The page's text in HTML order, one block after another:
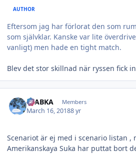
AUTHOR
Eftersom jag har förlorat den som
som självklar. Kanske var lite
vanligt) men hade en tight match.
Blev det stor skillnad när ryssen fick
CTABKA Members
March 16, 20188 yr
Scenariot är ej med i scenario listan ,
Amerikanskaya Suka har puttat bort